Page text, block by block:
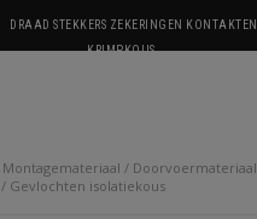
DRAAD STEKKERS ZEKERINGEN KONTAKTEN
KRIMPKOUS
Montagemateriaal / Doorvoermateriaal
/ Gevlochten isolatiekous